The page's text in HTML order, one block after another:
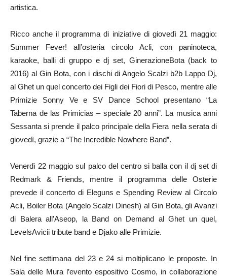
artistica.
Ricco anche il programma di iniziative di giovedì 21 maggio:
Summer Fever! all’osteria circolo Acli, con paninoteca,
karaoke, balli di gruppo e dj set, GinerazioneBota (back to
2016) al Gin Bota, con i dischi di Angelo Scalzi b2b Lappo Dj,
al Ghet un quel concerto dei Figli dei Fiori di Pesco, mentre alle
Primizie Sonny Ve e SV Dance School presentano “La
Taberna de las Primicias – speciale 20 anni”. La musica anni
Sessanta si prende il palco principale della Fiera nella serata di
giovedì, grazie a “The Incredible Nowhere Band”.
Venerdì 22 maggio sul palco del centro si balla con il dj set di
Redmark & Friends, mentre il programma delle Osterie
prevede il concerto di Eleguns e Spending Review al Circolo
Acli, Boiler Bota (Angelo Scalzi Dinesh) al Gin Bota, gli Avanzi
di Balera all’Aseop, la Band on Demand al Ghet un quel,
LevelsAvicii tribute band e Djako alle Primizie.
Nel fine settimana del 23 e 24 si moltiplicano le proposte. In
Sala delle Mura l’evento espositivo Cosmo, in collaborazione